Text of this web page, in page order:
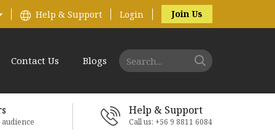
Help & Support Login Join Us
Contact Us Blogs
Help & Support
Call us: +56 9 8811 6084